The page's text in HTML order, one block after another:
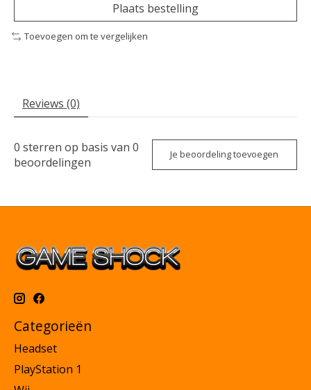
Plaats bestelling
Toevoegen om te vergelijken
Reviews (0)
0 sterren op basis van 0
beoordelingen
Je beoordeling toevoegen
Categorieën
Headset
PlayStation 1